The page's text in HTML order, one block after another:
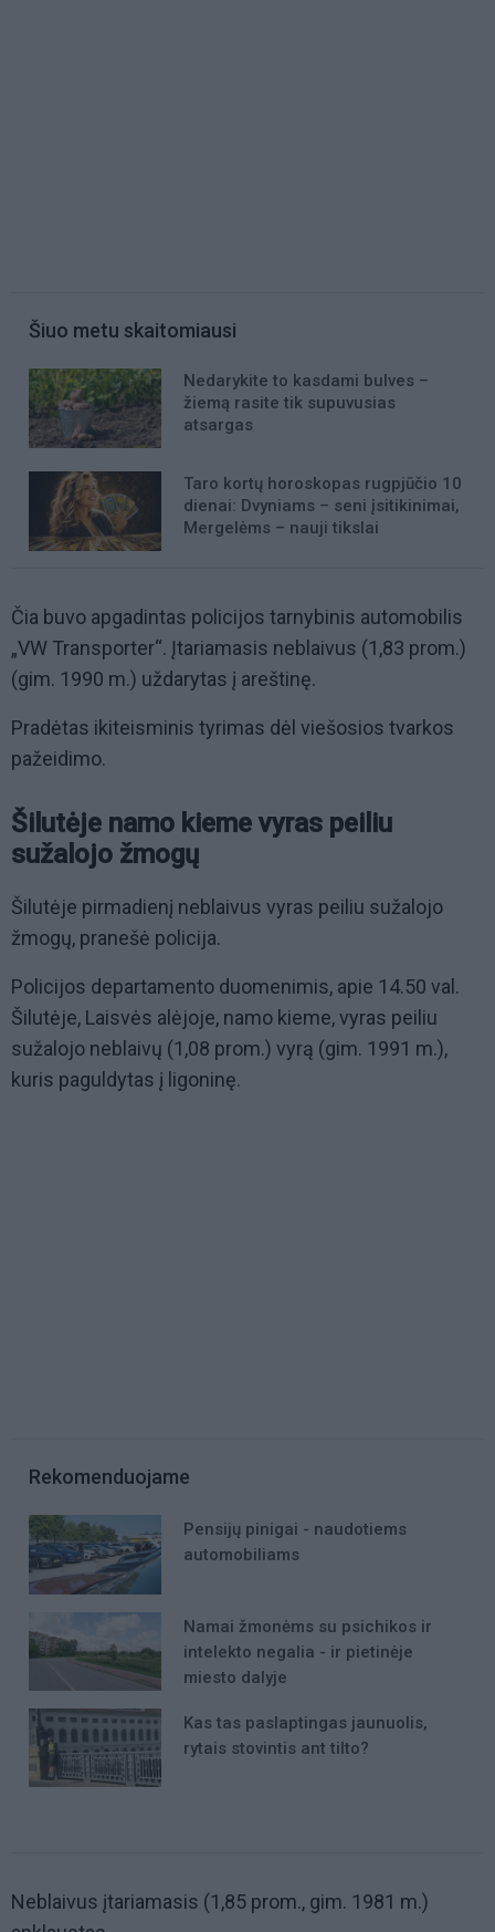
Šiuo metu skaitomiausi
Nedarykite to kasdami bulves –
žiemą rasite tik supuvusias
atsargas
Taro kortų horoskopas rugpjūčio 10
dienai: Dvyniams – seni įsitikinimai,
Mergelėms – nauji tikslai
Čia buvo apgadintas policijos tarnybinis automobilis
„VW Transporter“. Įtariamasis neblaivus (1,83 prom.)
(gim. 1990 m.) uždarytas į areštinę.
Pradėtas ikiteisminis tyrimas dėl viešosios tvarkos
pažeidimo.
Šilutėje namo kieme vyras peiliu
sužalojo žmogų
Šilutėje pirmadienį neblaivus vyras peiliu sužalojo
žmogų, pranešė policija.
Policijos departamento duomenimis, apie 14.50 val.
Šilutėje, Laisvės alėjoje, namo kieme, vyras peiliu
sužalojo neblaivų (1,08 prom.) vyrą (gim. 1991 m.),
kuris paguldytas į ligoninę.
Rekomenduojame
Pensijų pinigai - naudotiems
automobiliams
Namai žmonėms su psichikos ir
intelekto negalia - ir pietinėje
miesto dalyje
Kas tas paslaptingas jaunuolis,
rytais stovintis ant tilto?
Neblaivus įtariamasis (1,85 prom., gim. 1981 m.)